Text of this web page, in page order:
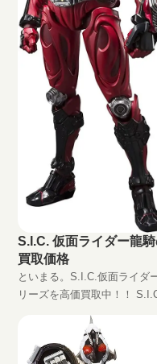
S.I.C. 仮面ライダー龍
買取価格
といまる。S.I.C.仮面ライダ
リーズを高価買取中！！
JAN:4573102580429 現在の買
価格は円（未開封の場合） 『